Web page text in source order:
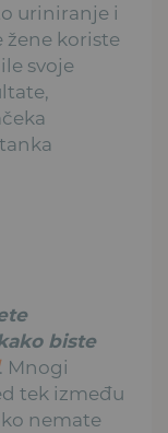
uriniranje i
koriste
svoje
biste
. Mnogi
tek između
nemate